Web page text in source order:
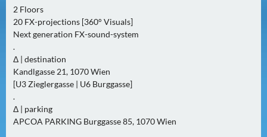
R
E
I
A
G
(
0
)
2 Floors
20 FX-projections [360° Visuals]
Next generation FX-sound-system
.
Δ | destination
Kandlgasse 21, 1070 Wien
[U3 Zieglergasse | U6 Burggasse]
.
Δ | parking
APCOA PARKING Burggasse 85, 1070 Wien